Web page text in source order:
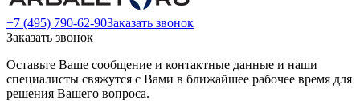
+7 (495) 790-62-90Заказать звонок
Заказать звонок
Оставьте Ваше сообщение и контактные данные и наши
специалисты свяжутся с Вами в ближайшее рабочее время для
решения Вашего вопроса.